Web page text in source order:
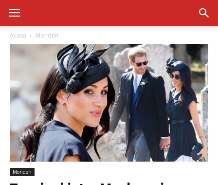
Acasă Monden
Monden